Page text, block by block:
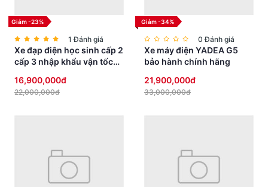
Hãy sở hữu NEW CREA
ngay hôm nay và trải nghiệm cuộc hành
trình thú vị trên đường phố!
Giảm -23%
1 Đánh giá
Xe đạp điện học sinh cấp 2
cấp 3 nhập khẩu vận tốc
16,900,000đ
22,000,000đ
Giảm -34%
0 Đánh giá
Xe máy điện YADEA G5
bảo hành chính hãng
21,900,000đ
33,000,000đ